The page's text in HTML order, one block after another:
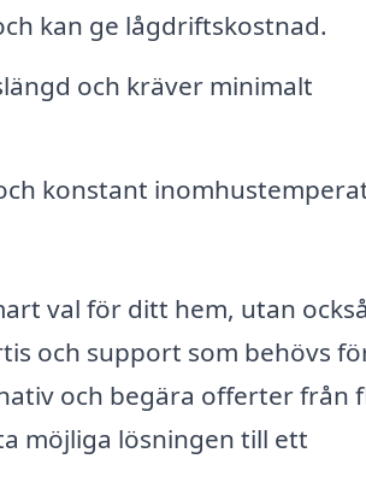
kan ge lågdriftskostnad.
och kräver minimalt
konstant
val för ditt hem, utan
och support som behövs
och begära offerter från
möjliga lösningen till ett